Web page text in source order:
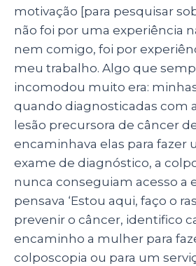
motivação [para pesquisar
não foi por uma experiência
nem comigo, foi por
meu trabalho. Algo que
incomodou muito era:
quando diagnosticadas com
lesão precursora de câncer
encaminhava elas para fazer
exame de diagnóstico, a
nunca conseguiam acesso a
pensava ‘Estou aqui, faço o
prevenir o câncer, identifico
encaminho a mulher para
colposcopia ou para um